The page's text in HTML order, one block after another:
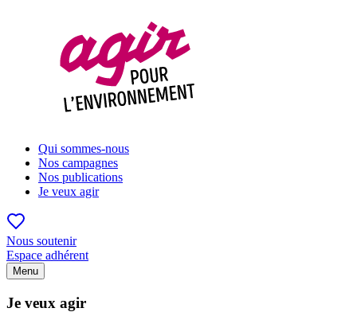
Qui sommes-nous
Nos campagnes
Nos publications
Je veux agir
Nous soutenir
Espace adhérent
Menu
Je veux agir